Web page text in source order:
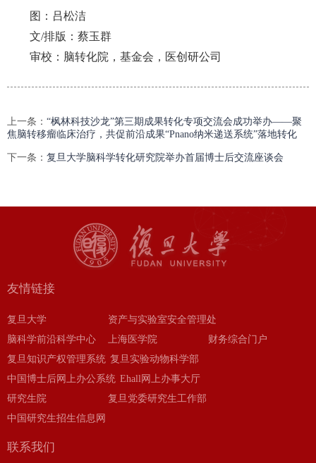
图：吕松洁
文/排版：蔡玉群
审校：脑转化院，基金会，医创研公司
上一条： “枫林科技沙龙”第三期成果转化专项交流会成功举办——聚
焦脑转移瘤临床治疗，共促前沿成果“Pnano纳米递送系统”落地转化
下一条： 复旦大学脑科学转化研究院举办首届博士后交流座谈会
友情链接
复旦大学
资产与实验室安全管理处
脑科学前沿科学中心
上海医学院
财务综合门户
复旦知识产权管理系统 复旦实验动物科学部
中国博士后网上办公系统 Ehall网上办事大厅
研究生院
复旦党委研究生工作部
中国研究生招生信息网
联系我们